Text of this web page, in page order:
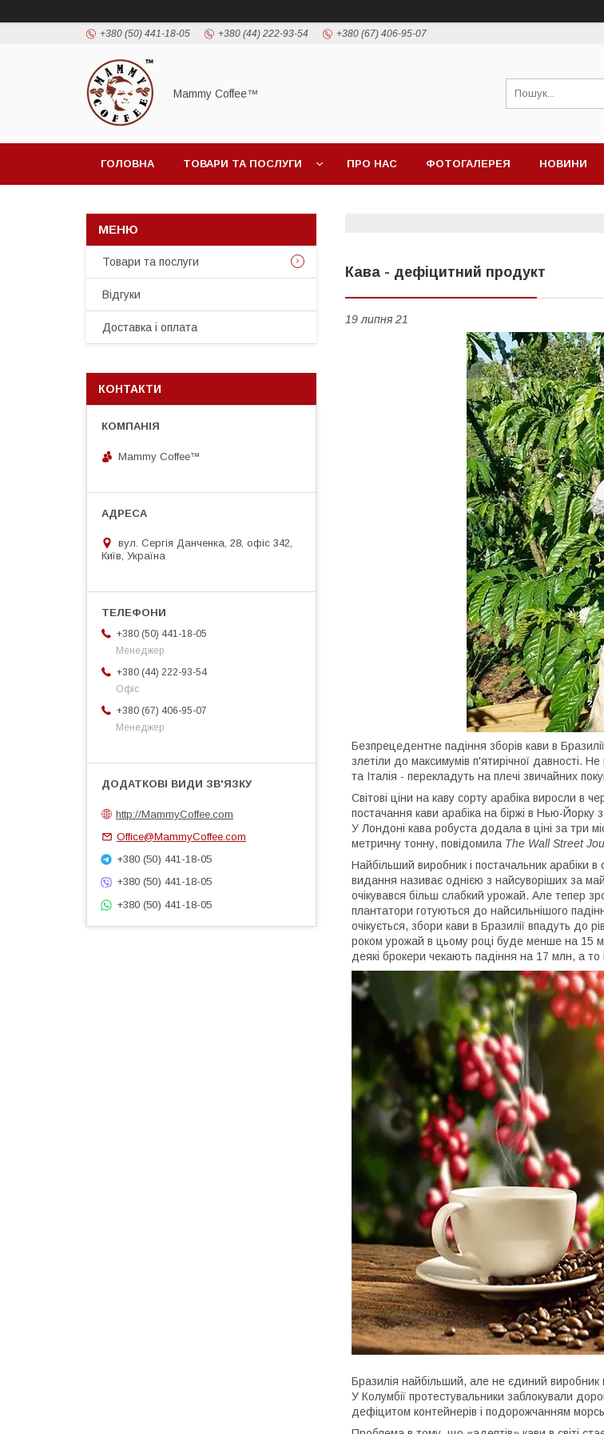
+380 (50) 441-18-05 +380 (44) 222-93-54 +380 (67) 406-95-07
Mammy Coffee™
ГОЛОВНА ТОВАРИ ТА ПОСЛУГИ ПРО НАС ФОТОГАЛЕРЕЯ НОВИНИ
Кава - дефіцитний продукт
19 липня 21
Безпрецедентне падіння зборів кави в
злетіли до максимумів п'ятирічної давності.
та Італія - ​​перекладуть на плечі звичайних
Світові ціни на каву сорту арабіка виросли в
постачання кави арабіка на біржі в Нью-
У Лондоні кава робуста додала в ціні за три
метричну тонну, повідомила The Wall Street
Найбільший виробник і постачальник арабіки
видання називає однією з найсуворіших за
очікувався більш слабкий урожай. Але тепер
плантатори готуються до найсильнішого
очікується, збори кави в Бразилії впадуть до
роком урожай в цьому році буде менше на 15
деякі брокери чекають падіння на 17 млн, а то
Бразилія найбільший, але не єдиний виробник
У Колумбії протестувальники заблокували
дефіцитом контейнерів і подорожчанням
Товари та послуги
Відгуки
Доставка і оплата
КОНТАКТИ
Mammy Coffee™
вул. Сергія Данченка, 28, офіс 342,
Київ, Україна
+380 (50) 441-18-05
Менеджер
+380 (44) 222-93-54
Офіс
+380 (67) 406-95-07
Менеджер
http://MammyCoffee.com
Office@MammyCoffee.com
+380 (50) 441-18-05
+380 (50) 441-18-05
+380 (50) 441-18-05